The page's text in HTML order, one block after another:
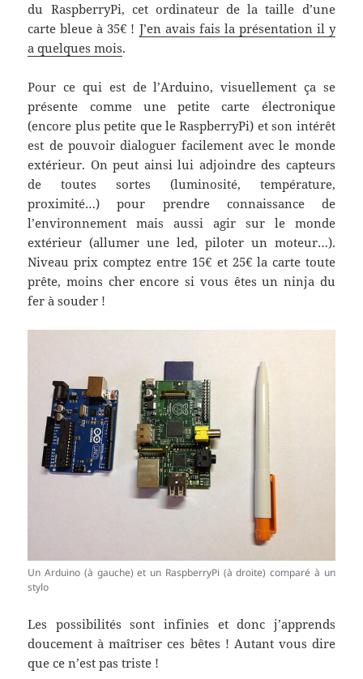
du RaspberryPi, cet ordinateur de la taille d’une
carte bleue à 35€ ! J’en avais fais la présentation il y
a quelques mois.
Pour ce qui est de l’Arduino, visuellement ça se
présente comme une petite carte électronique
(encore plus petite que le RaspberryPi) et son intérêt
est de pouvoir dialoguer facilement avec le monde
extérieur. On peut ainsi lui adjoindre des capteurs
de toutes sortes (luminosité, température,
proximité…) pour prendre connaissance de
l’environnement mais aussi agir sur le monde
extérieur (allumer une led, piloter un moteur…).
Niveau prix comptez entre 15€ et 25€ la carte toute
prête, moins cher encore si vous êtes un ninja du
fer à souder !
Un Arduino (à gauche) et un RaspberryPi (à droite) comparé à un
stylo
Les possibilités sont infinies et donc j’apprends
doucement à maîtriser ces bêtes ! Autant vous dire
que ce n’est pas triste !